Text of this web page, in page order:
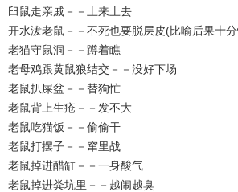
臼鼠走亲戚－－土来土去
开水泼老鼠－－不死也要脱层皮(比喻后果十
老猫守鼠洞－－蹲着瞧
老母鸡跟黄鼠狼结交－－没好下场
老鼠扒屎盆－－替狗忙
老鼠背上生疮－－发不大
老鼠吃猫饭－－偷偷干
老鼠打摆子－－窜里战
老鼠掉进醋缸－－一身酸气
老鼠掉进粪坑里－－越闹越臭